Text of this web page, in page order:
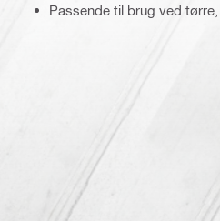
Passende til brug ved